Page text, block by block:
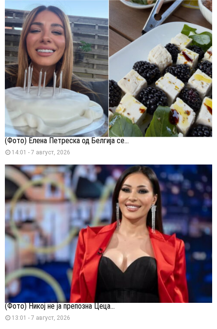
(Фото) Елена Петреска од Белгија се...
14:01 - 7 август, 2026
(Фото) Никој не ја препозна Цеца...
13:01 - 7 август, 2026